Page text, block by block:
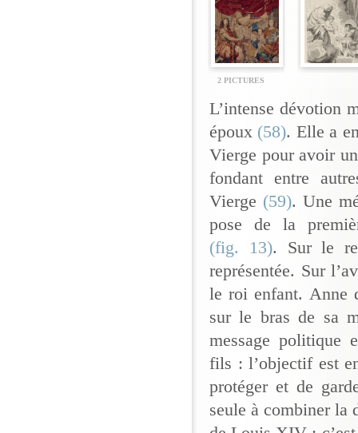
2 PICTURES
L’intense dévotion
époux (58). Elle a
Vierge pour avoir
fondant entre
Vierge (59). Une
pose de la
(fig. 13). Sur le
représentée. Sur
le roi enfant. Anne
sur le bras de sa
message politique
fils : l’objectif est
protéger et de
seule à combiner la